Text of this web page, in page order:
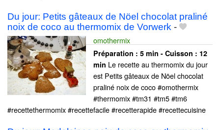
Du jour: Petits gâteaux de Nöel chocolat praliné
noix de coco au thermomix de Vorwerk -
omothermix
Préparation : 5 min - Cuisson : 12
min Le recette au thermomix du jour
est Petits gâteaux de Nöel chocolat
praliné noix de coco #omothermix
#thermomix #tm31 #tm5 #tm6
#recettethermomix #recettefacile #recetterapide #recettecuisine